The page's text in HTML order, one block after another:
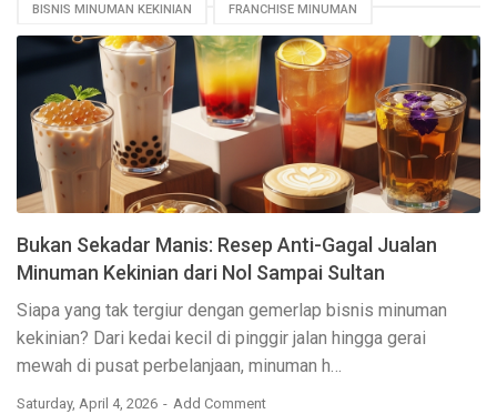
BISNIS MINUMAN KEKINIAN FRANCHISE MINUMAN
RESEP SUKSES BISNIS STRATEGI PEMASARAN MINUMAN
TIPS JUALAN MINUMAN UMKM MINUMAN
USAHA MINUMAN MODAL KECIL
Bukan Sekadar Manis: Resep Anti-Gagal Jualan
Minuman Kekinian dari Nol Sampai Sultan
Siapa yang tak tergiur dengan gemerlap bisnis minuman
kekinian? Dari kedai kecil di pinggir jalan hingga gerai
mewah di pusat perbelanjaan, minuman h…
Saturday, April 4, 2026 Add Comment